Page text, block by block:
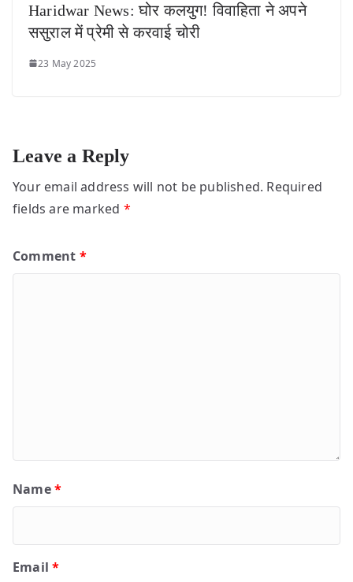
Haridwar News: घोर कलयुग! विवाहिता ने अपने
ससुराल में प्रेमी से करवाई चोरी
23 May 2025
Leave a Reply
Your email address will not be published. Required
fields are marked *
Comment *
Name*
Email*